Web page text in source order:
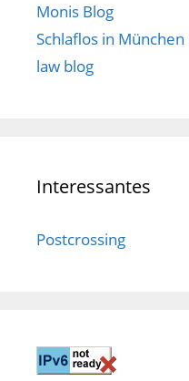
Monis Blog
Schlaflos in München
law blog
Interessantes
Postcrossing